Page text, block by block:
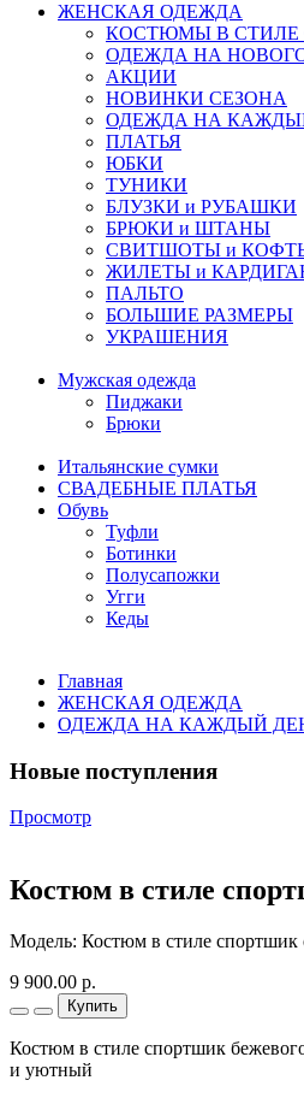
ЖЕНСКАЯ ОДЕЖДА
КОСТЮМЫ В
ОДЕЖДА НА
АКЦИИ
НОВИНКИ СЕЗОНА
ОДЕЖДА НА
ПЛАТЬЯ
ЮБКИ
ТУНИКИ
БЛУЗКИ и РУБАШКИ
БРЮКИ и ШТАНЫ
СВИТШОТЫ и
ЖИЛЕТЫ и
ПАЛЬТО
БОЛЬШИЕ РАЗМЕРЫ
УКРАШЕНИЯ
Мужская одежда
Пиджаки
Брюки
Итальянские сумки
СВАДЕБНЫЕ ПЛАТЬЯ
Обувь
Туфли
Ботинки
Полусапожки
Угги
Кеды
Главная
ЖЕНСКАЯ ОДЕЖДА
ОДЕЖДА НА КАЖДЫЙ
Новые поступления
Просмотр
Костюм в стиле
Модель: Костюм в стиле спортшик
9 900.00 р.
Купить
Костюм в стиле спортшик
и уютный